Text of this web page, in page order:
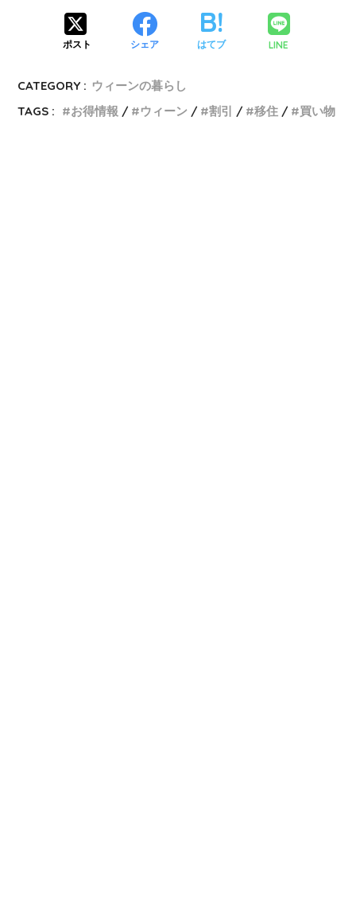
ポスト シェア はてブ LINE
CATEGORY : ウィーンの暮らし
TAGS :
お得情報 ウィーン 割引 移住 買い物